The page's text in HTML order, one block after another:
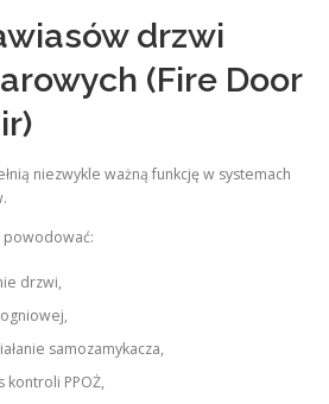
drzwi
(Fire Door
niezwykle ważną funkcję w systemach
powodować:
drzwi,
samozamykacza,
PPOŻ,